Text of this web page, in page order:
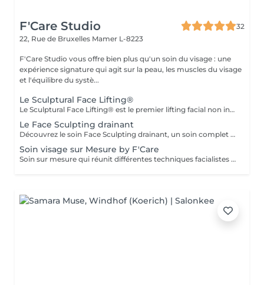
F'Care Studio
32
22, Rue de Bruxelles Mamer L-8223
F'Care Studio vous offre bien plus qu'un soin du visage : une
expérience signature qui agit sur la peau, les muscles du visage
et l'équilibre du systè...
Le Sculptural Face Lifting®
Le Sculptural Face Lifting® est le premier lifting facial non invasif qui redonne au visage une apparence jeune et naturelle. Découvrez cette méthode de rajeunissement innovante qui combine des techniques manuelles sculptantes, drainantes et le massage intrabuccal pour repositionner les volumes et lifter naturellement la peau. Pour qui ? Pour toutes les femmes à la recherche de thérapies naturelles et non invasives pour corriger le relâchement du cou et de l'ovale du visage, l'apparence du sillon nasogénien, la perte de volume au niveau des lèvres, des joues et des pommettes et l'affaissement de la paupière supérieure. Bénéfices : Effet liftant immédiat ! Les contours du visage sont plus nets, les lèvres plus pulpeuses, les rides péribuccales sont atténuées. Le sillon nasogénien est repulpé. Les joues et les pommettes retrouvent leur galbe. Le regard est plus ouvert. Déroulement du soin : - Diagnostic - Nettoyage de la peau - Massage profond des muscles du visage, du cou et du décolleté - Massage intrabuccal - Recommandation personnalisée En complément de votre soin, nous vous conseillons une séance de thérapie LED anti-âge de 20 minutes (+25€) Durée et tarifs : Soin (45 minutes) : 120€ Soin (60 minutes) : 160€ Prévoyez dans votre agenda 15 minutes additionnelles pour l'installation et le départ de la cabine. Lieu : F'Care Studio, 22 rue de Bruxelles, 8223 Mamer (Luxembourg). Accès facile en bus, en train et en voiture. Une place de parking est à votre disposition, juste à côté du bâtiment.
Le Face Sculpting drainant
Découvrez le soin Face Sculpting drainant, un soin complet spécialement conçu pour rétablir l'équilibre de la peau, chasser les gonflements et sculpter le visage. Pour qui ? Pour affiner et sculpter le visage, renforcer la barrière cutanée de toutes les peaux et tout particulièrement des peaux sensibles, sujettes au manque d'éclat, aux imperfections, aux rougeurs, à la rosacée. Bénéfices : Le grain de peau est lisse. Immédiatement après le soin, la peau est saine et radieuse. Elle retrouve sa vitalité. Elle respire. Déroulement du soin: Nettoyage profond de la peau Massage drainant et modelage du visage pour relancer la microcirculation, le renouvellement cellulaire, défatiguer le regard, redessiner les contour des visage. Durée : Soin modelage (60 minutes) : 160€ Lieu : F'Care Studio, 22 rue de Bruxelles, 8223 Mamer, Luxembourg (place de parking privée) Ajoutez 15 minutes à la durée du soin pour l'installation et le départ de la cabine.
Soin visage sur Mesure by F'Care
Soin sur mesure qui réunit différentes techniques facialistes pour cibler en profondeur vos besoins et attentes, zone par zone. La promesse d'une pause bien-être rien que pour vous, d'un soin massage facialiste sur mesure avec des résultats visibles immédiatement. Pour qui ? Vous aimez les soins du visage naturels et non invasifs reposant sur les bienfaits du massage manuel pour transformer durablement la qualité de votre peau et la structure de votre visage. Bénéfices : Effets visibles sur les signes de vieillissement, de fatigue, les gonflements, les imperfections et le manque d'éclat. Chaque soin est réalisé sur mesure en fonction de vos besoins et attentes - Diagnostic de peau et morpho facial - Nettoyage de la peau - Massage en profondeur du visage, cou, décolleté et crâne - Recommandation personnalisé Soin de 60 minutes : 140 € Soin de 75 minutes : 160€ Soin de 90 minutes : 180€ Ajoutez une séance de thérapie LED anti imperfections de 20 minutes (+25€). Lieu : F'Care Studio, 22 rue de Bruxelles à Mamer (Luxembourg). Place de parking privative à droite du studio.